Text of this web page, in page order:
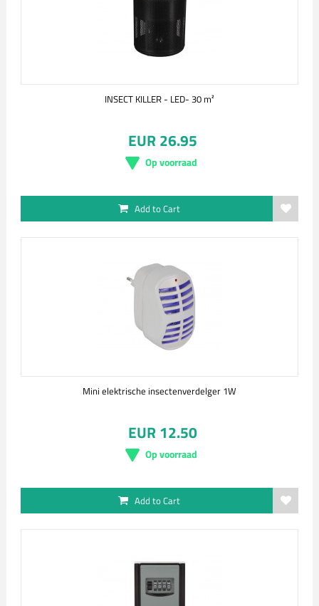
INSECT KILLER - LED- 30 m²
EUR 26.95
Op voorraad
Add to Cart
Mini elektrische insectenverdelger 1W
EUR 12.50
Op voorraad
Add to Cart